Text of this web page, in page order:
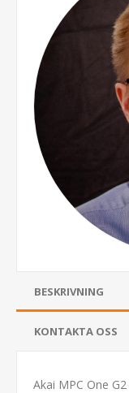
BESKRIVNING
KONTAKTA OSS
Akai MPC One